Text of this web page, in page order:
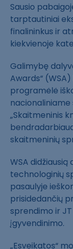
Sausio
tarptautiniai
finalininkus ir
kiekvienoje
Galimybę
Awards“
programėlė
nacionaliniame
„Skaitmeninis
skaitmeninių
WSA
technologinių
pasaulyje
prisidedančių
sprendimo ir
įgyvendinimo.
„Esveikatos“